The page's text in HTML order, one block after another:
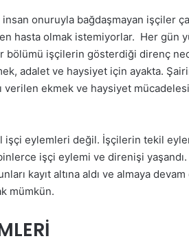
onuruyla bağdaşmayan işçiler
hasta olmak istemiyorlar. Her
bölümü işçilerin gösterdiği direnç
adalet ve haysiyet için ayakta.
verilen ekmek ve haysiyet
işçi eylemleri değil. İşçilerin tekil
işçi eylemi ve direnişi yaşandı.
kayıt altına aldı ve almaya
mümkün.